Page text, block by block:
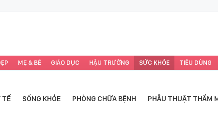
MẸ & BÉ GIÁO DỤC HẬU TRƯỜNG SỨC KHỎE TIÊU DÙNG
TẾ SỐNG KHỎE PHÒNG CHỮA BỆNH PHẪU THUẬT THẨM